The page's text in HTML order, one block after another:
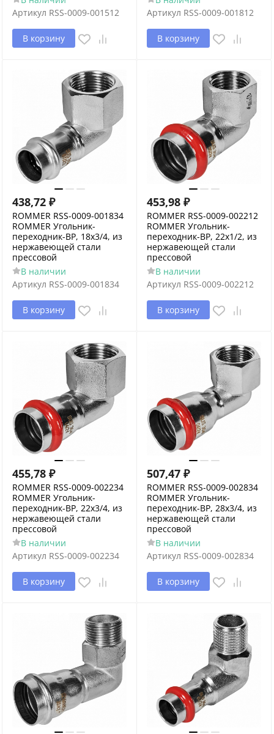
Артикул RSS-0009-001512
В корзину
Артикул RSS-0009-001812
В корзину
438,72 ₽
ROMMER RSS-0009-001834
ROMMER Угольник-
переходник-ВР, 18х3/4, из
нержавеющей стали
прессовой
В наличии
Артикул RSS-0009-001834
В корзину
453,98 ₽
ROMMER RSS-0009-002212
ROMMER Угольник-
переходник-ВР, 22х1/2, из
нержавеющей стали
прессовой
В наличии
Артикул RSS-0009-002212
В корзину
455,78 ₽
ROMMER RSS-0009-002234
ROMMER Угольник-
переходник-ВР, 22х3/4, из
нержавеющей стали
прессовой
В наличии
Артикул RSS-0009-002234
В корзину
507,47 ₽
ROMMER RSS-0009-002834
ROMMER Угольник-
переходник-ВР, 28х3/4, из
нержавеющей стали
прессовой
В наличии
Артикул RSS-0009-002834
В корзину